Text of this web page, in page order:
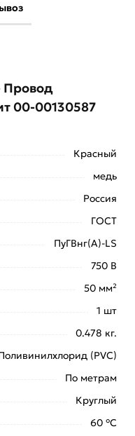
Провод ПуГВнг(А)-
действительны в
обработают
условий
с
отзывами.
сертифицирован,
Провод
00-00130587
Красный
медь
Россия
ГОСТ
ПуГВнг(А)-LS
750 В
50 мм²
1 шт
0.478 кг.
(PVC)
По метрам
Круглый
60 °С